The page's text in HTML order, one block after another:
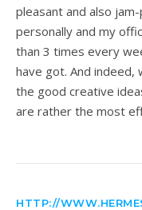
pleasant and also
personally and my
than 3 times every
have got. And indeed,
the good creative
are rather the most
HTTP://